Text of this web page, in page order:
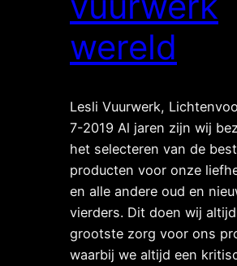
wereld
Lesli Vuurwerk,
7-2019 Al jaren zijn wij
het selecteren van de
producten voor onze
en alle andere oud en
vierders. Dit doen wij
grootste zorg voor ons
waarbij we altijd een